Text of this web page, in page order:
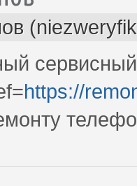
https://